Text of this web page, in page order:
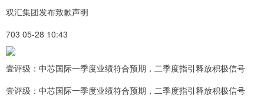
双汇集团发布致歉声明
703 05-28 10:43
壹评级：中芯国际一季度业绩符合预期，二季度指引释放积极信号
壹评级：中芯国际一季度业绩符合预期，二季度指引释放积极信号